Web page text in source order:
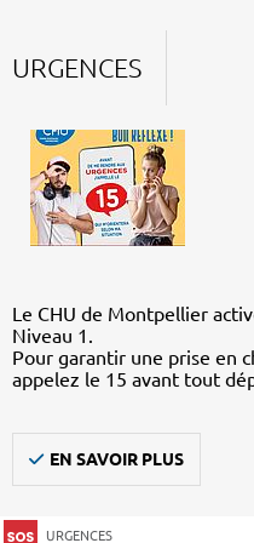
URGENCES
Le CHU de Montpellier
Niveau 1.
Pour garantir une prise en
appelez le 15 avant tout
EN SAVOIR PLUS
URGENCES